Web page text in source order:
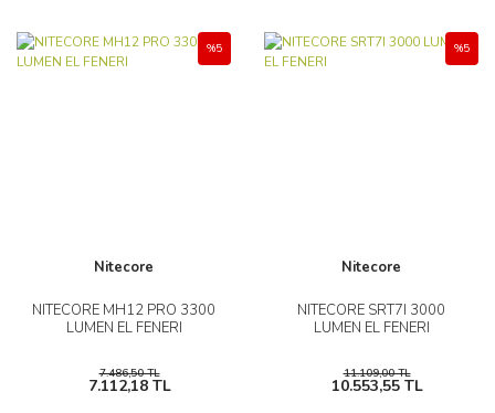
Nitecore
NITECORE MH12 PRO 3300
LUMEN EL FENERI
%5
7.486,50 TL
7.112,18 TL
Nitecore
NITECORE SRT7I 3000
LUMEN EL FENERI
%5
11.109,00 TL
10.553,55 TL